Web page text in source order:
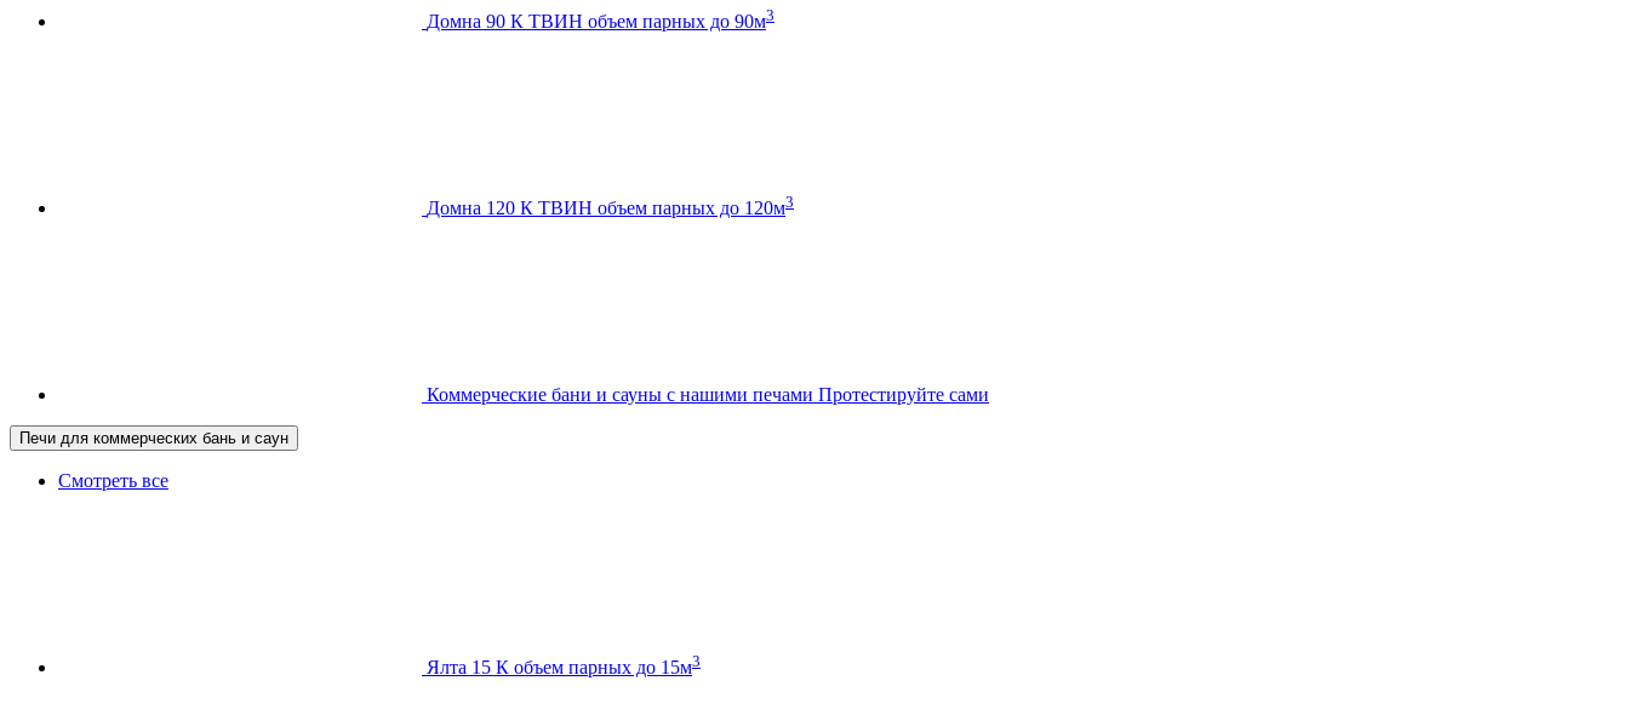
Домна 90 К ТВИН объем парных до 90м3
Домна 120 К ТВИН объем парных до 120м3
Коммерческие бани и сауны с нашими печами Протестируйте сами
Печи для коммерческих бань и саун
Смотреть все
Ялта 15 К объем парных до 15м3